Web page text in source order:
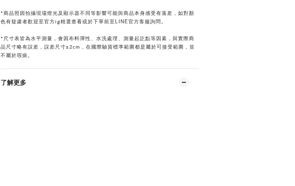
*商品照因拍攝現場燈光及顯示器不同等影響可能與商品本身感受有落差，如對顏
色有疑慮者歡迎至官方ig精選查看或於下單前至LINE官方客服詢問。
* 尺寸表皆為水平測量，會因布料彈性、水洗處理、測量起訖點等因素，與實際商
品尺寸略有誤差，誤差尺寸±2cm，在國際驗貨標準範圍都是屬於可接受範圍，並
不屬於瑕疵。
了解更多